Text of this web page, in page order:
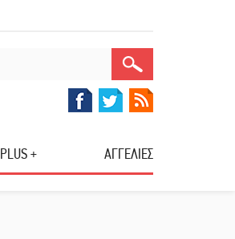
PLUS + ΑΓΓΕΛΙΕΣ